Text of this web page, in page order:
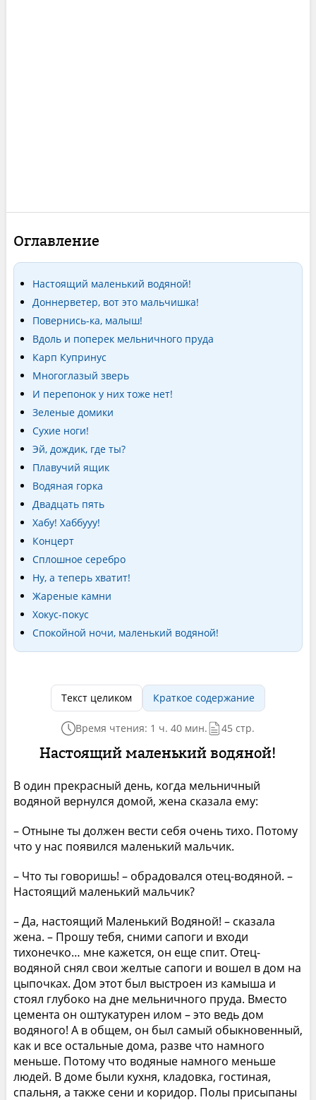
Оглавление
Настоящий маленький водяной!
Доннерветер, вот это мальчишка!
Повернись-ка, малыш!
Вдоль и поперек мельничного пруда
Карп Купринус
Многоглазый зверь
И перепонок у них тоже нет!
Зеленые домики
Сухие ноги!
Эй, дождик, где ты?
Плавучий ящик
Водяная горка
Двадцать пять
Хабу! Хаббууу!
Концерт
Сплошное серебро
Ну, а теперь хватит!
Жареные камни
Хокус-покус
Спокойной ночи, маленький водяной!
Текст целиком Краткое содержание
Время чтения: 1 ч. 40 мин. 45 стр.
Настоящий маленький водяной!
В один прекрасный день, когда мельничный
водяной вернулся домой, жена сказала ему:
– Отныне ты должен вести себя очень тихо. Потому
что у нас появился маленький мальчик.
– Что ты говоришь! – обрадовался отец-водяной. –
Настоящий маленький мальчик?
– Да, настоящий Маленький Водяной! – сказала
жена. – Прошу тебя, сними сапоги и входи
тихонечко… мне кажется, он еще спит. Отец-
водяной снял свои желтые сапоги и вошел в дом на
цыпочках. Дом этот был выстроен из камыша и
стоял глубоко на дне мельничного пруда. Вместо
цемента он оштукатурен илом – это ведь дом
водяного! А в общем, он был самый обыкновенный,
как и все остальные дома, разве что намного
меньше. Потому что водяные намного меньше
людей. В доме были кухня, кладовка, гостиная,
спальня, а также сени и коридор. Полы присыпаны